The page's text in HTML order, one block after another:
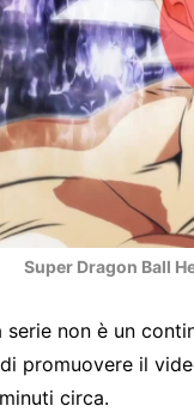
Super Dragon Ball
serie non è un
promuovere il
circa.